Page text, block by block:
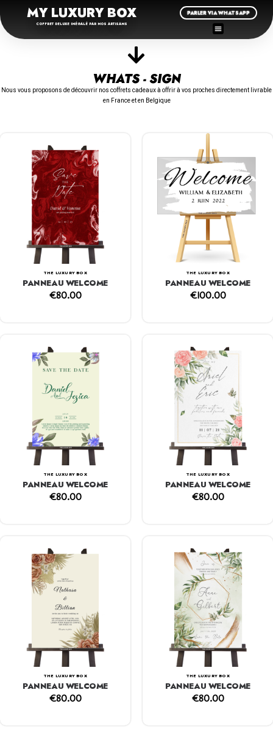
MY LUXURY BOX
COFFRET DELUXE INÉGALÉ PAR NOS ARTISANS
PARLER VIA WHATSAPP
WHATS - SIGN
Nous vous proposons de découvrir nos coffrets cadeaux à offrir à vos proches directement livrable
en France et en Belgique
THE LUXURY BOX
PANNEAU WELCOME
€80.00
THE LUXURY BOX
PANNEAU WELCOME
€100.00
THE LUXURY BOX
PANNEAU WELCOME
€80.00
THE LUXURY BOX
PANNEAU WELCOME
€80.00
THE LUXURY BOX
PANNEAU WELCOME
€80.00
THE LUXURY BOX
PANNEAU WELCOME
€80.00